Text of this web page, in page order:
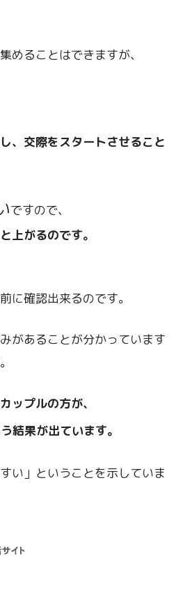
めることはできますが、
、交際をスタートさせること
ですので、
上がるのです。
に確認出来るのです。
があることが分かっています
ップルの方が、
結果が出ています。
い」ということを示していま